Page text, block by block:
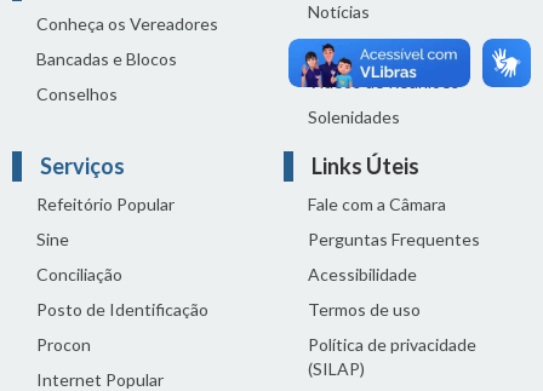
Conheça os Vereadores
Bancadas e Blocos
Conselhos
Notícias
Sala de Imprensa
Vídeos de Reuniões
Solenidades
Serviços
Refeitório Popular
Sine
Conciliação
Posto de Identificação
Procon
Internet Popular
Links Úteis
Fale com a Câmara
Perguntas Frequentes
Acessibilidade
Termos de uso
Política de privacidade
(SILAP)